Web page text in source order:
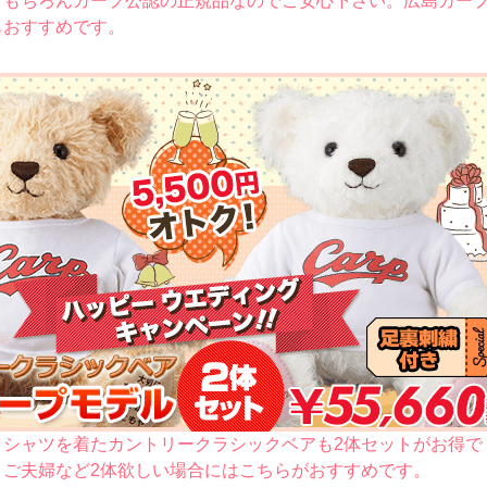
すすめです。
ャツを着たカントリークラシックベアも2体セットがお得で
夫婦など2体欲しい場合にはこちらがおすすめです。